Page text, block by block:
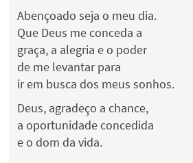
Abençoado seja o meu dia.
Que Deus me conceda a
graça, a alegria e o poder
de me levantar para
ir em busca dos meus sonhos.
Deus, agradeço a chance,
a oportunidade concedida
e o dom da vida.